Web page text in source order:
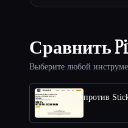
Сравнить
Выберите любой
против